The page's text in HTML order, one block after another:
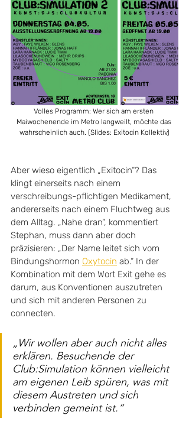
Volles Programm: Wer sich am ersten
Maiwochenende im Metro langweilt, möchte das
wahrscheinlich auch. (Slides: Exitocin Kollektiv)
Aber wieso eigentlich „Exitocin“? Das
klingt einerseits nach einem
verschreibungs-pflichtigen Medikament,
andererseits nach einem Fluchtweg aus
dem Alltag. „Nahe dran“, kommentiert
Stephan, muss dann aber doch
präzisieren: „Der Name leitet sich vom
Bindungshormon Oxytocin ab.“ In der
Kombination mit dem Wort Exit gehe es
darum, aus Konventionen auszutreten
und sich mit anderen Personen zu
connecten.
„Wir wollen aber auch nicht alles
erklären. Besuchende der
Club:Simulation können vielleicht
am eigenen Leib spüren, was mit
diesem Austreten und sich
verbinden gemeint ist.“